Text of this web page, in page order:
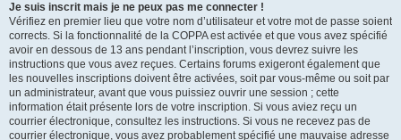
Je suis inscrit mais je ne peux pas me connecter !
Vérifiez en premier lieu que votre nom d’utilisateur et votre mot de passe soient
corrects. Si la fonctionnalité de la COPPA est activée et que vous avez spécifié
avoir en dessous de 13 ans pendant l’inscription, vous devrez suivre les
instructions que vous avez reçues. Certains forums exigeront également que
les nouvelles inscriptions doivent être activées, soit par vous-même ou soit par
un administrateur, avant que vous puissiez ouvrir une session ; cette
information était présente lors de votre inscription. Si vous aviez reçu un
courrier électronique, consultez les instructions. Si vous ne recevez pas de
courrier électronique, vous avez probablement spécifié une mauvaise adresse